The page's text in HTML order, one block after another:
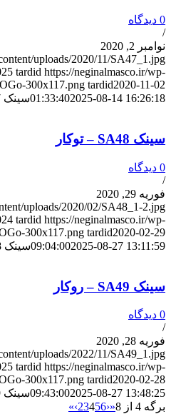
0 دیدگاه
/
نوامبر 2, 2020
uploads/2020/11/SA47_1.jpg
tardid https://neginalmasco.ir/wp-
300x117.png tardid2020-11-02
01:33:402025-08-14 16:26:18 سینک SA47 – روکار
سینک SA48 – توکار
0 دیدگاه
/
فوریه 29, 2020
uploads/2020/02/SA48_1-2.jpg
tardid https://neginalmasco.ir/wp-
300x117.png tardid2020-02-29
09:04:002025-08-27 13:11:59 سینک SA48 – توکار
سینک SA49 – روکار
0 دیدگاه
/
فوریه 28, 2020
uploads/2022/11/SA49_1.jpg
tardid https://neginalmasco.ir/wp-
300x117.png tardid2020-02-28
09:43:002025-08-27 13:48:25
سینک SA49 – روکار
برگه 4 از 8
«
‹
23456
›
»